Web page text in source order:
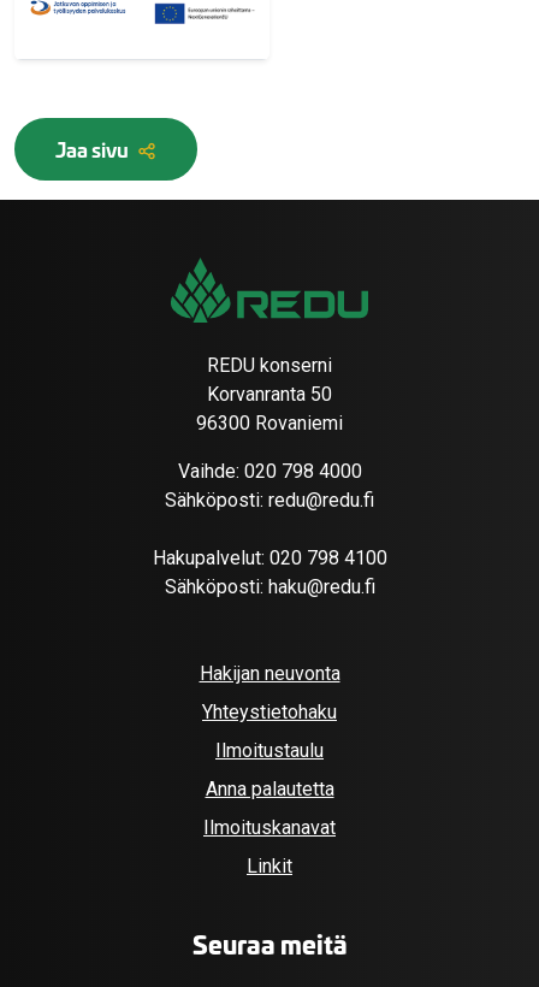
Jaa sivu
REDU konserni
Korvanranta 50
96300 Rovaniemi
Vaihde: 020 798 4000
Sähköposti: redu@redu.fi
Hakupalvelut: 020 798 4100
Sähköposti: haku@redu.fi
Hakijan neuvonta
Yhteystietohaku
Ilmoitustaulu
Anna palautetta
Ilmoituskanavat
Linkit
Seuraa meitä